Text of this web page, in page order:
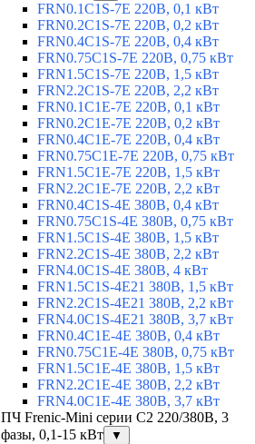
FRN0.1C1S-7E 220В, 0,1 кВт
FRN0.2C1S-7E 220В, 0,2 кВт
FRN0.4C1S-7E 220В, 0,4 кВт
FRN0.75C1S-7E 220В, 0,75 кВт
FRN1.5C1S-7E 220В, 1,5 кВт
FRN2.2C1S-7E 220В, 2,2 кВт
FRN0.1C1E-7E 220В, 0,1 кВт
FRN0.2C1E-7E 220В, 0,2 кВт
FRN0.4C1E-7E 220В, 0,4 кВт
FRN0.75C1E-7E 220В, 0,75 кВт
FRN1.5C1E-7E 220В, 1,5 кВт
FRN2.2C1E-7E 220В, 2,2 кВт
FRN0.4C1S-4E 380В, 0,4 кВт
FRN0.75C1S-4E 380В, 0,75 кВт
FRN1.5C1S-4E 380В, 1,5 кВт
FRN2.2C1S-4E 380В, 2,2 кВт
FRN4.0C1S-4E 380В, 4 кВт
FRN1.5C1S-4E21 380В, 1,5 кВт
FRN2.2C1S-4E21 380В, 2,2 кВт
FRN4.0C1S-4E21 380В, 3,7 кВт
FRN0.4C1E-4E 380В, 0,4 кВт
FRN0.75C1E-4E 380В, 0,75 кВт
FRN1.5C1E-4E 380В, 1,5 кВт
FRN2.2C1E-4E 380В, 2,2 кВт
FRN4.0C1E-4E 380В, 3,7 кВт
ПЧ Frenic-Mini серии С2 220/380В, 3
фазы, 0,1-15 кВт
▼